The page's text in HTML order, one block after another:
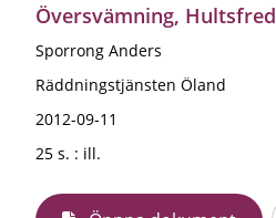
Översvämning, Hultsfred
Sporrong Anders
Räddningstjänsten Öland
2012-09-11
25 s. : ill.